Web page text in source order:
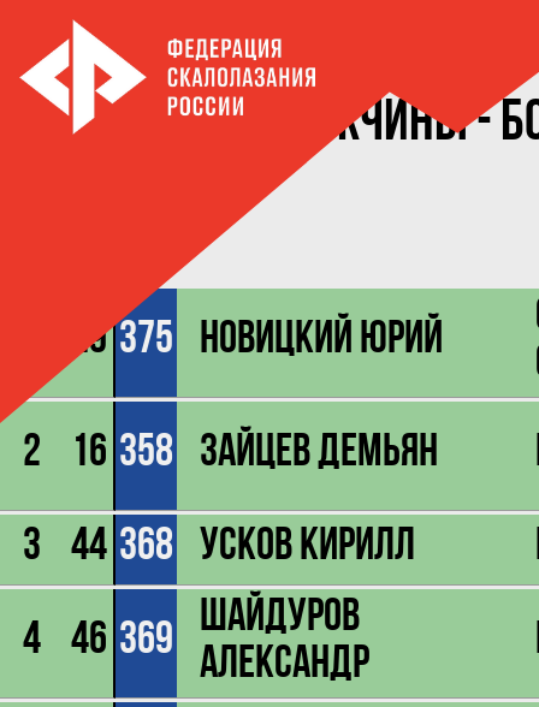
Мужчины -
29 375 Новицкий Юрий
2
16 358 Зайцев Демьян
3
44 368 Усков Кирилл
4
46 369
Шайдуров
Александр